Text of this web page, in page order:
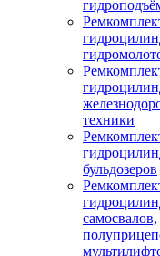
техники
бульдозеров
самосвалов,